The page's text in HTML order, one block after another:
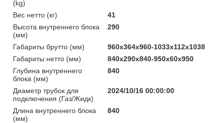
(kg)
Вес нетто (кг)
41
Высота внутреннего блока
(мм)
290
Габариты брутто (мм)
960x364x960-1033x112x1038
Габариты нетто (мм)
840x290x840-950x60x950
Глубина внутреннего
блока (мм)
840
Диаметр трубок для
подключения (Газ/Жидк)
2024/10/16 00:00:00
Длина внутреннего блока
(мм)
840